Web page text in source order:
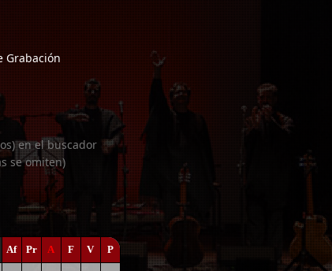
Grabación
en el buscador
se omiten)
Af Pr A F V P